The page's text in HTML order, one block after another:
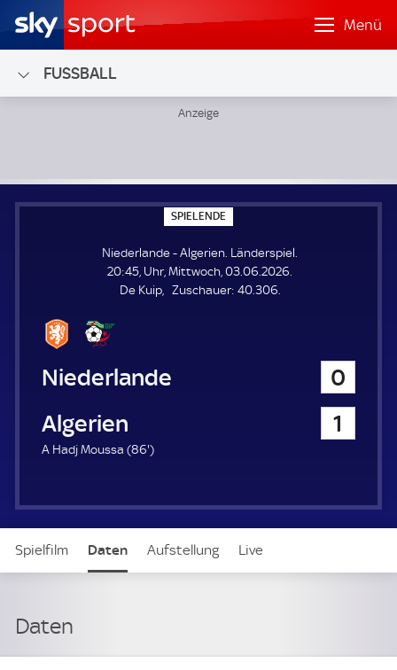
Menü
FUSSBALL
SPIELENDE
P
L
E
N
Niederlande - Algerien. Länderspiel.
20:45, Uhr, Mittwoch, 03.06.2026.
De Kuip
Zuschauer: Z
40.306.
Niederlande
0
Algerien
1
A Hadj Moussa (86'8
u
t
)
Spielfilm Daten Aufstellung Live
Daten